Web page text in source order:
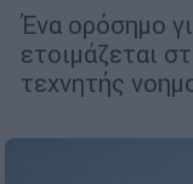
Ένα ορόσημο
ετοιμάζεται
τεχνητής